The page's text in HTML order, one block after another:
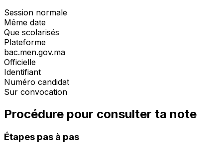
Session normale
Même date
Que scolarisés
Plateforme
bac.men.gov.ma
Officielle
Identifiant
Numéro candidat
Sur convocation
Procédure pour consulter ta note
Étapes pas à pas